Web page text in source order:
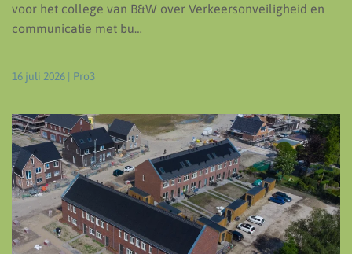
voor het college van B&W over Verkeersonveiligheid en
communicatie met bu…
16 juli 2026 | Pro3